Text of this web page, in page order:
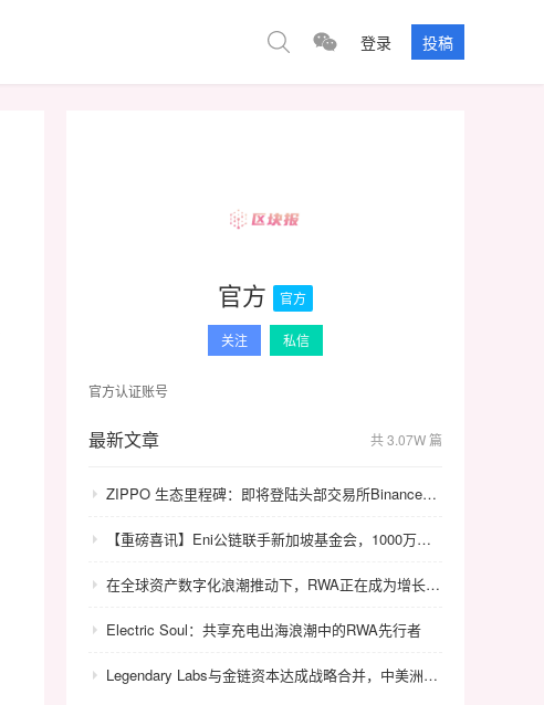
登录 投稿
官方 官方
关注 私信
官方认证账号
最新文章 共 3.07W 篇
ZIPPO 生态里程碑：即将登陆头部交易所Binance，GameFi 与通缩模型开启价值飞轮
【重磅喜讯】Eni公链联手新加坡基金会，1000万美金赋能众环CRC！
在全球资产数字化浪潮推动下，RWA正在成为增长最快的金融科技赛道之一。根据行业研究机构数据，当前全球RWA市场规模已达到约250亿至350亿美元，并预计将在2030年增长至5万亿至10万亿美元级别，成为继稳定币与DeFi之后最重要的链上资产结构之一。 在这一宏观背景下，HualiChain作为全球首个以黄花梨真实产业为底层资产支撑的Layer1公链生态，其长期投资价值正逐步受到机构市场与行业研究者的关注。 从资产逻辑来看，黄花梨作为全球极稀缺文化资产，其市场存量价值普遍估计在5000亿至1万亿人民币区间，但由于长期缺乏统一确权体系与标准化交易机制，大量资产仍处于非流动状态。这意味着该类资产本身存在巨大的“结构性价值未释放空间”。 HualiChain通过构建真实资产池与Tree NFT确权体系，将分散的黄花梨资源转化为可链上表达的标准化数字资产，使传统“高价值低流动”的资产结构首次具备全球可交易能力。这一过程本质上是对存量文化资产价值的系统性释放。 从金融结构来看，HualiChain通过HHT通证体系连接资产发行、交易结算与DeFi金融网络，使资产在链上形成完整的价值循环路径。同时通过手续费回购、销毁机制与锁仓机制构建通缩模型，使HHT价值与网络使用强度、资产规模及交易活跃度直接关联。 更重要的是，HualiChain并非单一项目，而是一个面向全球文化资产的RWA基础设施网络。其未来可扩展至红木、艺术品、古董、文旅资产等多个非标资产领域，从而形成跨资产类别的统一数字金融协议层。 从投资视角来看，HualiChain的长期潜力主要体现在三个方面： 第一，RWA赛道的结构性增长红利； 第二，稀缺文化资产标准化带来的存量价值释放； 第三，基础设施级项目在全球资本市场中的长期估值溢价能力。 行业普遍认为，基础设施型RWA项目的价值不依赖单一资产价格波动，而取决于网络规模、标准影响力与资产接入能力。如果HualiChain能够持续推进全球标准体系建设并扩大机构级市场接入，其有望成为文化资产RWA领域的重要基础协议之一。 随着全球资本逐步从传统金融资产向非标资产扩展，文化资产数字化将成为下一阶段重要趋势。HualiChain正处于这一结构性转型的早期阶段，其长期发展空间与网络价值增长潜力仍处于持续释放HualiChain投资价值与长期潜力：全球文化资产RWA赛道的基础设施级中。
Electric Soul：共享充电出海浪潮中的RWA先行者
Legendary Labs与金链资本达成战略合并，中美洲牌照加持助力生态升级